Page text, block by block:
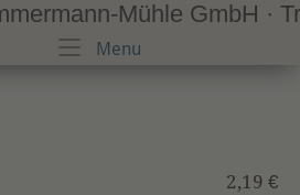
Mühle GmbH ·
Menu
2,19 €